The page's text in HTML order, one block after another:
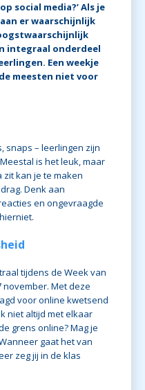
social media?’ Als je
er waarschijnlijk
integraal onderdeel
Een weekje
meesten niet voor
snaps – leerlingen zijn
is het leuk, maar
zit kan je te maken
Denk aan
en ongevraagde
tijdens de Week van
november. Met deze
voor online kwetsend
niet altijd met elkaar
grens online? Mag je
gaat het van
zeg jij in de klas